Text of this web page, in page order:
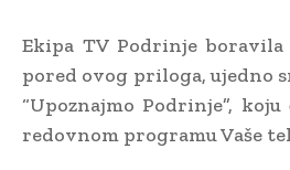
Ekipa TV Podrinje
pored ovog priloga, ujedno
“Upoznajmo Podrinje”,
redovnom programu Vaše